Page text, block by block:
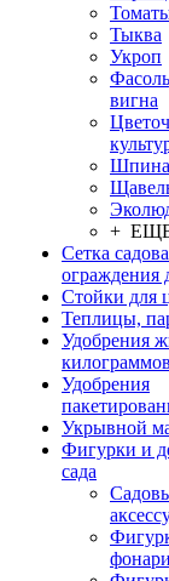
Тыква
Укроп
вигна
+
Сетка
ограждения
Стойки для
Теплицы,
Удобрения
Удобрения
Укрывной
Фигурки и
сада